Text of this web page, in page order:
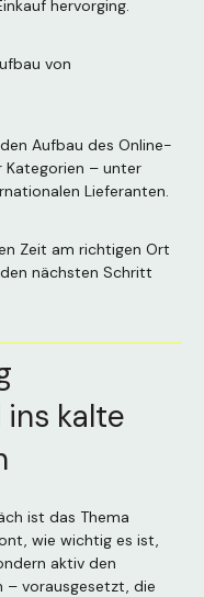
hervorging.
von
Aufbau des Online-
Kategorien – unter
Lieferanten.
Zeit am richtigen Ort
nächsten Schritt
kalte
ist das Thema
wie wichtig es ist,
aktiv den
– vorausgesetzt, die